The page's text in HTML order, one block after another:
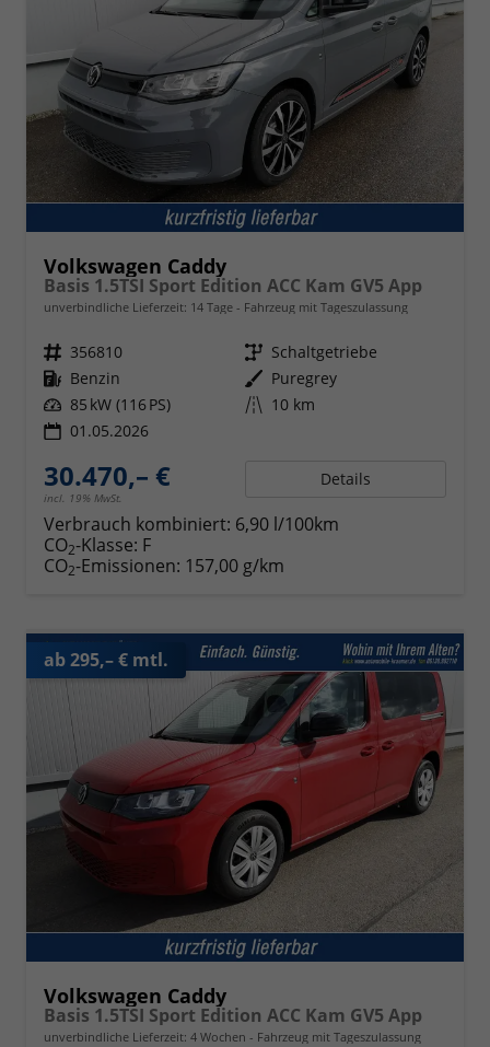
Volkswagen Caddy
Basis 1.5TSI Sport Edition ACC Kam GV5 App
unverbindliche Lieferzeit: 14 Tage Fahrzeug mit Tageszulassung
Fahrzeugnr. 356810 Getriebe Schaltgetriebe
Kraftstoff Benzin Außenfarbe Puregrey
Leistung 85 kW (116 PS) Kilometerstand 10 km
01.05.2026
30.470,– €
incl. 19% MwSt.
Details
Verbrauch kombiniert: 6,90 l/100km
CO2-Klasse: F
CO2-Emissionen: 157,00 g/km
ab 295,– € mtl.
Volkswagen Caddy
Basis 1.5TSI Sport Edition ACC Kam GV5 App
unverbindliche Lieferzeit: 4 Wochen Fahrzeug mit Tageszulassung